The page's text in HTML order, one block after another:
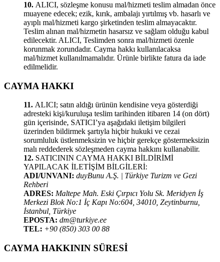
10. ALICI, sözleşme konusu mal/hizmeti teslim almadan önce
muayene edecek; ezik, kırık, ambalajı yırtılmış vb. hasarlı ve
ayıplı mal/hizmeti kargo şirketinden teslim almayacaktır.
Teslim alınan mal/hizmetin hasarsız ve sağlam olduğu kabul
edilecektir. ALICI, Teslimden sonra mal/hizmeti özenle
korunmak zorundadır. Cayma hakkı kullanılacaksa
mal/hizmet kullanılmamalıdır. Ürünle birlikte fatura da iade
edilmelidir.
CAYMA HAKKI
11. ALICI; satın aldığı ürünün kendisine veya gösterdiği
adresteki kişi/kuruluşa teslim tarihinden itibaren 14 (on dört)
gün içerisinde, SATICI’ya aşağıdaki iletişim bilgileri
üzerinden bildirmek şartıyla hiçbir hukuki ve cezai
sorumluluk üstlenmeksizin ve hiçbir gerekçe göstermeksizin
malı reddederek sözleşmeden cayma hakkını kullanabilir.
12. SATICININ CAYMA HAKKI BİLDİRİMİ
YAPILACAK İLETİŞİM BİLGİLERİ:
ADI/UNVANI: duyBunu A.Ş. | Türkiye Turizm ve Gezi
Rehberi
ADRES: Maltepe Mah. Eski Çırpıcı Yolu Sk. Meridyen İş
Merkezi Blok No:1 İç Kapı No:604, 34010, Zeytinburnu,
İstanbul, Türkiye
EPOSTA: dm@turkiye.ee
TEL: +90 (850) 303 00 88
CAYMA HAKKININ SÜRESİ